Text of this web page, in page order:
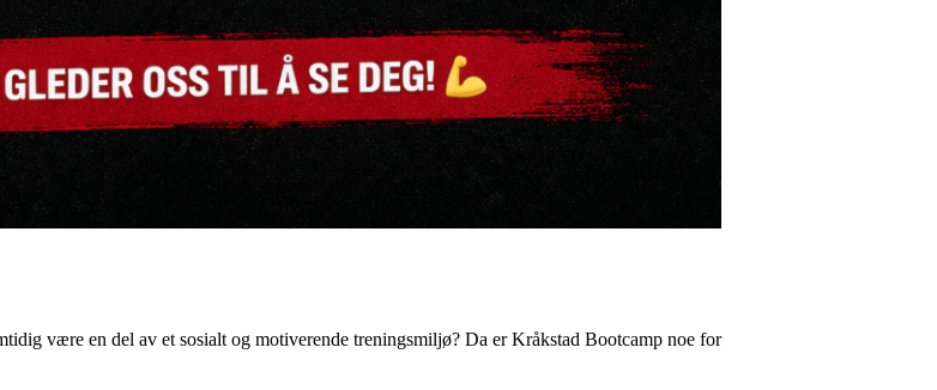
være en del av et sosialt og motiverende treningsmiljø? Da er Kråkstad Bootcamp noe for